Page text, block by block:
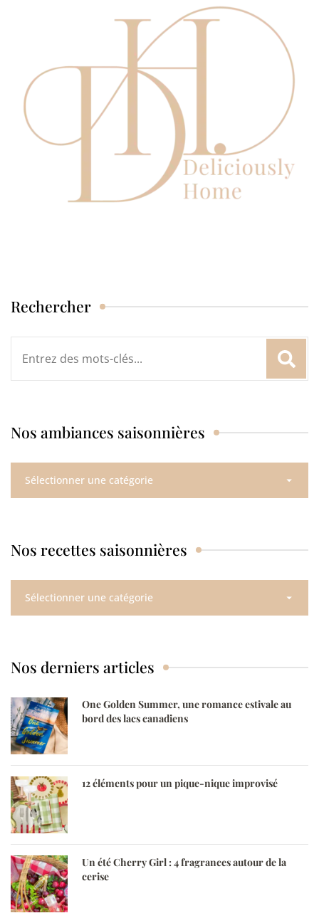
Rechercher
Nos ambiances saisonnières
Nos recettes saisonnières
Nos derniers articles
One Golden Summer, une romance estivale au
bord des lacs canadiens
12 éléments pour un pique-nique improvisé
Un été Cherry Girl : 4 fragrances autour de la
cerise